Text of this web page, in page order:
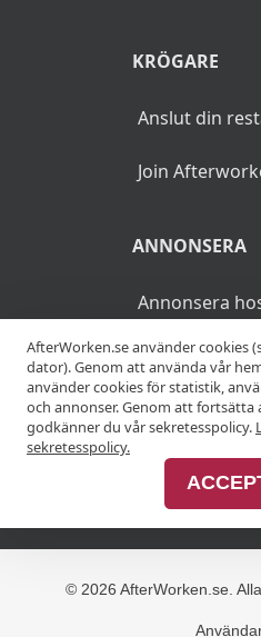
KRÖGARE
Anslut din
Join
ANNONSERA
Annonsera
Advertise
MER
Alla
© 2026 AfterWorken.se.
AfterWorken.se använder cookies
dator). Genom att använda vår
använder cookies för statistik,
och annonser. Genom att fortsätta
godkänner du vår sekretesspolicy.
sekretesspolicy.